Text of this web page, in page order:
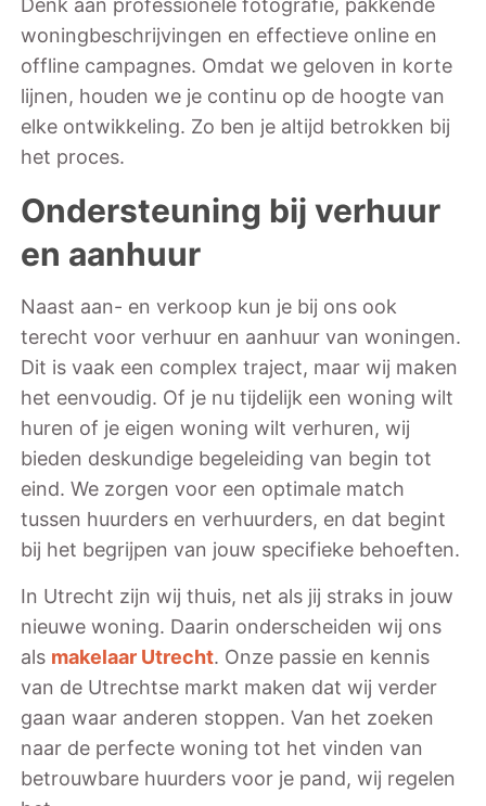
Denk aan professionele fotografie, pakkende
woningbeschrijvingen en effectieve online en
offline campagnes. Omdat we geloven in korte
lijnen, houden we je continu op de hoogte van
elke ontwikkeling. Zo ben je altijd betrokken bij
het proces.
Ondersteuning bij verhuur
en aanhuur
Naast aan- en verkoop kun je bij ons ook
terecht voor verhuur en aanhuur van woningen.
Dit is vaak een complex traject, maar wij maken
het eenvoudig. Of je nu tijdelijk een woning wilt
huren of je eigen woning wilt verhuren, wij
bieden deskundige begeleiding van begin tot
eind. We zorgen voor een optimale match
tussen huurders en verhuurders, en dat begint
bij het begrijpen van jouw specifieke behoeften.
In Utrecht zijn wij thuis, net als jij straks in jouw
nieuwe woning. Daarin onderscheiden wij ons
als makelaar Utrecht. Onze passie en kennis
van de Utrechtse markt maken dat wij verder
gaan waar anderen stoppen. Van het zoeken
naar de perfecte woning tot het vinden van
betrouwbare huurders voor je pand, wij regelen